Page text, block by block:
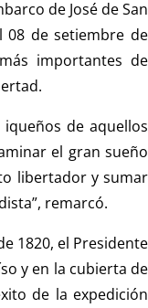
de José de San
08 de setiembre de
importantes de
de aquellos
el gran sueño
libertador y sumar
remarcó.
1820, el Presidente
y en la cubierta de
de la expedición